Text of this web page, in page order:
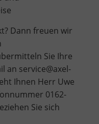
Dann freuen wir
Sie Ihre
an service@axel-
Ihnen Herr Uwe
0162-
Sie sich